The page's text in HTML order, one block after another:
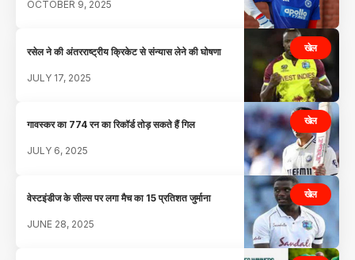
OCTOBER 9, 2025
खेल
रसेल ने की अंतरराष्ट्रीय क्रिकेट से संन्यास लेने की घोषणा
JULY 17, 2025
खेल
गावस्कर का 774 रन का रिकॉर्ड तोड़ सकते हैं गिल
JULY 6, 2025
खेल
वेस्टइंडीज के सील्स पर लगा मैच का 15 प्रतिशत जुर्माना
JUNE 28, 2025